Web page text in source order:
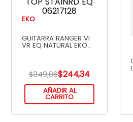
EKO
GUITARRA RANGER VI
VR EQ NATURAL EKO
$349,06$244,34
AÑADIR AL
CARRITO